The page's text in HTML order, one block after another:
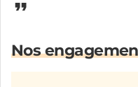
Nos